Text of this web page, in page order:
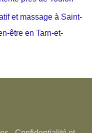
et massage à Saint-
être en Tarn-et-